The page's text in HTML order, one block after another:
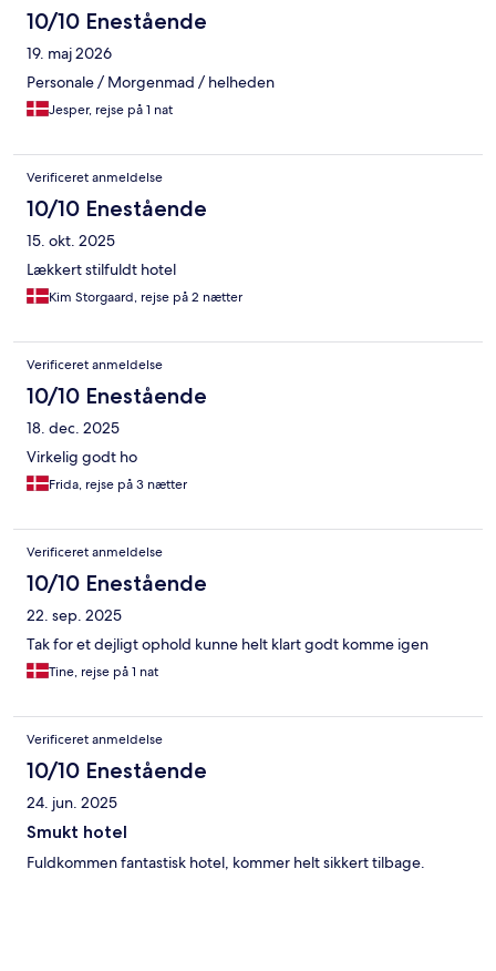
10/10 Enestående
19. maj 2026
Personale / Morgenmad / helheden
Jesper, rejse på 1 nat
Verificeret anmeldelse
10/10 Enestående
15. okt. 2025
Lækkert stilfuldt hotel
Kim Storgaard, rejse på 2 nætter
Verificeret anmeldelse
10/10 Enestående
18. dec. 2025
Virkelig godt ho
Frida, rejse på 3 nætter
Verificeret anmeldelse
10/10 Enestående
22. sep. 2025
Tak for et dejligt ophold kunne helt klart godt komme igen
Tine, rejse på 1 nat
Verificeret anmeldelse
10/10 Enestående
24. jun. 2025
Smukt hotel
Fuldkommen fantastisk hotel, kommer helt sikkert tilbage.